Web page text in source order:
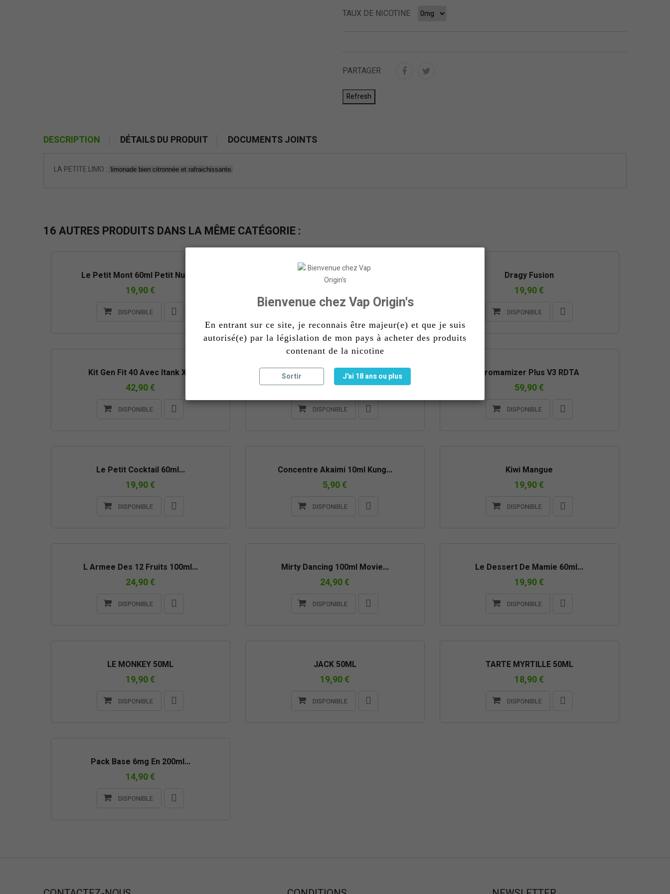
TAUX DE NICOTINE
PARTAGER
DESCRIPTION DÉTAILS DU PRODUIT DOCUMENTS JOINTS
LA PETITE LIMO : limonade bien citronnée et rafraichissante.
16 AUTRES PRODUITS DANS LA MÊME CATÉGORIE :
Le Petit Mont 60ml Petit Nuage
19,90 €
DISPONIBLE
Black Key 50ml Secret S Keys Dragy Fusion
19,90 €
DISPONIBLE
Kit Gen Fit 40 Avec Itank X...
42,90 €
DISPONIBLE
Menthe Cosmique 10ml
5,90 €
DISPONIBLE
Aromamizer Plus V3 RDTA
59,90 €
DISPONIBLE
Le Petit Cocktail 60ml...
19,90 €
DISPONIBLE
Concentre Akaimi 10ml Kung...
5,90 €
DISPONIBLE
Kiwi Mangue
19,90 €
DISPONIBLE
L Armee Des 12 Fruits 100ml...
24,90 €
DISPONIBLE
Mirty Dancing 100ml Movie...
24,90 €
DISPONIBLE
Le Dessert De Mamie 60ml...
19,90 €
DISPONIBLE
LE MONKEY 50ML
19,90 €
DISPONIBLE
JACK 50ML
19,90 €
DISPONIBLE
TARTE MYRTILLE 50ML
18,90 €
DISPONIBLE
Pack Base 6mg En 200ml...
14,90 €
DISPONIBLE
Bienvenue chez Vap Origin's
En entrant sur ce site, je reconnais être majeur(e) et que je suis
autorisé(e) par la législation de mon pays à acheter des produits
contenant de la nicotine
Sortir J'ai 18 ans ou plus